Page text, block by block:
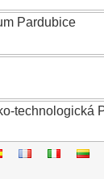
Pardubice
technologická
v Praze